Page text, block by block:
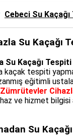
Cebeci Su
Su Kaçağı
Su Kaçağı Tespiti
kaçak tespiti
eğitimli
Zümrütevler
ve hizmet bilgisi
Su